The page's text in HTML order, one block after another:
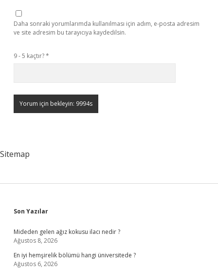
Daha sonraki yorumlarımda kullanılması için adım, e-posta adresim
ve site adresim bu tarayıcıya kaydedilsin.
9 - 5 kaçtır?*
Sitemap
Sidebar
Son Yazılar
Mideden gelen ağız kokusu ilacı nedir ?
Ağustos 8, 2026
En iyi hemşirelik bölümü hangi üniversitede ?
Ağustos 6, 2026